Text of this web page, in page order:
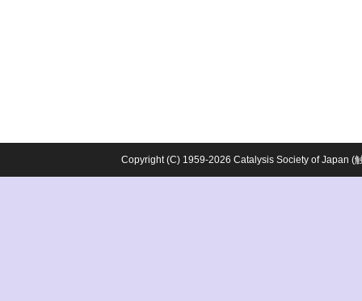
Copyright (C) 1959-2026 Catalysis Society of Japan (